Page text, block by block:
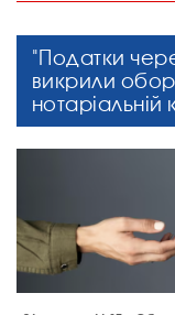
"Податки
викрили
нотаріальній